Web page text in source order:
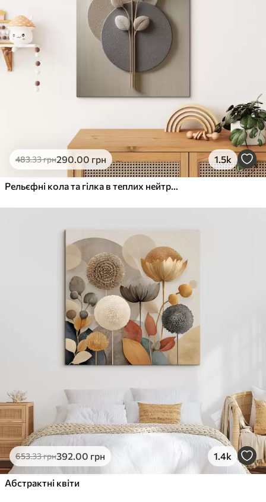
483.33грн290.00 грн 1.5k
Рельєфні кола та гілка в теплих нейтральних тонах
653.33грн392.00 грн 1.4k
Абстрактні квіти